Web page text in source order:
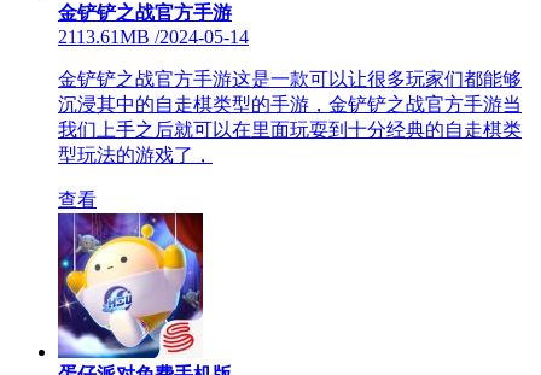
金铲铲之战官方手游
2113.61MB /2024-05-14
金铲铲之战官方手游这是一款可以让很多玩家们都能够
沉浸其中的自走棋类型的手游，金铲铲之战官方手游当
我们上手之后就可以在里面玩耍到十分经典的自走棋类
型玩法的游戏了，
查看